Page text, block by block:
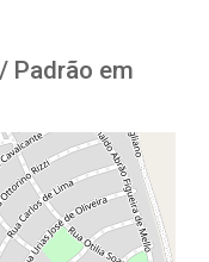
Padrão em